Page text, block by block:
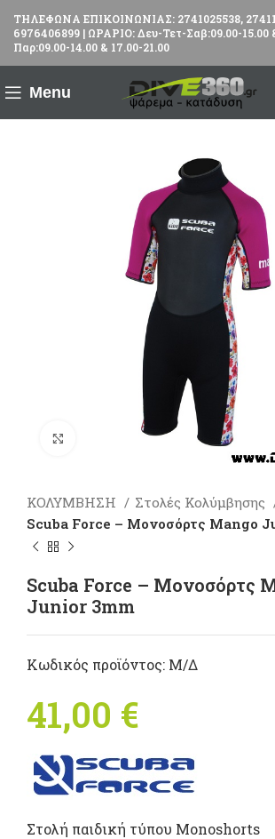
ΤΗΛΕΦΩΝΑ ΕΠΙΚΟΙΝΩΝΙΑΣ: 2741025538,
6976406899 | ΩΡΑΡΙΟ: Δευ-Τετ-Σαβ:09.00-15.00
Παρ:09.00-14.00 & 17.00-21.00
Menu
Πατήστε για μεγέθυνση
ΚΟΛΥΜΒΗΣΗ
Στολές Κολύμβησης
Scuba Force – Μονοσόρτς Mango
Scuba Force – Μονοσόρτς
Junior 3mm
Κωδικός προϊόντος: Μ/Δ
41,00 €
Στολή παιδική τύπου Monoshorts